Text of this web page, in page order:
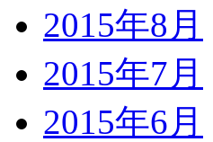
2015年8月
2015年7月
2015年6月